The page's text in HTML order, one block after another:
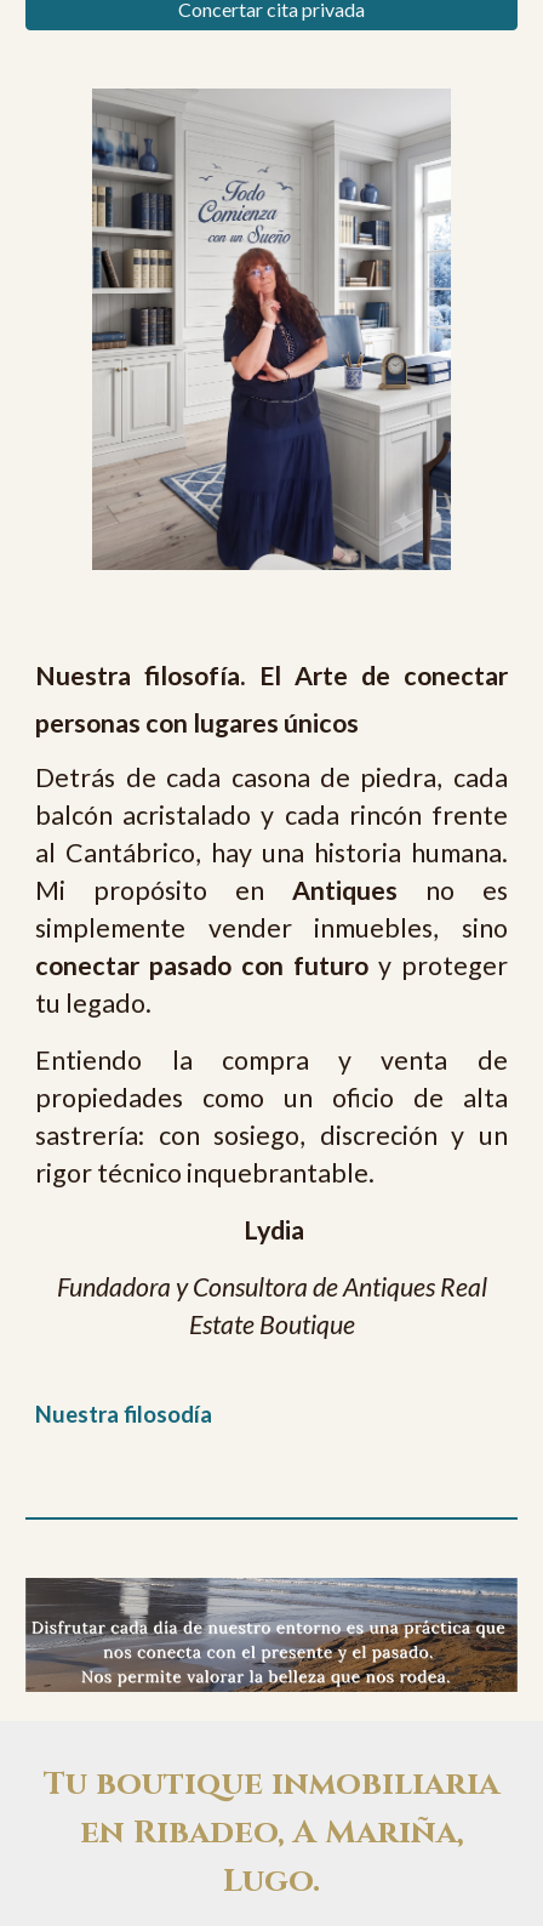
Concertar cita privada
Nuestra filosofía. El Arte de conectar
personas con lugares únicos
Detrás de cada casona de piedra, cada
balcón acristalado y cada rincón frente
al Cantábrico, hay una historia humana.
Mi propósito en Antiques no es
simplemente vender inmuebles, sino
conectar pasado con futuroy proteger
tu legado.
Entiendo la compra y venta de
propiedades como un oficio de alta
sastrería: con sosiego, discreción y un
rigor técnico inquebrantable.
Lydia
Fundadora y Consultora de Antiques Real
Estate Boutique
Nuestra filosodía
Tu boutique inmobiliaria
en Ribadeo, A Mariña,
Lugo.